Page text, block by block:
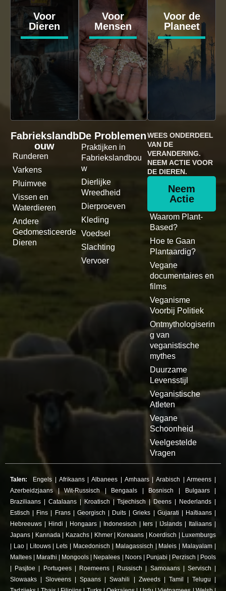
Voor
Dieren
Voor
Mensen
Voor de
Planeet
Fabriekslandb
ouw
Runderen
Varkens
Pluimvee
Vissen en
Waterdieren
Andere
Gedomesticeerde
Dieren
De Problemen
Praktijken in
Fabriekslandbou
w
Dierlijke
Wreedheid
Dierproeven
Kleding
Voedsel
Slachting
Vervoer
WEES ONDERDEEL
VAN DE
VERANDERING.
NEEM ACTIE VOOR
DE DIEREN.
Neem
Actie
Waarom Plant-
Based?
Hoe te Gaan
Plantaardig?
Vegane
documentaires en
films
Veganisme
Voorbij Politiek
Ontmythologiserin
g van
veganistische
mythes
Duurzame
Levensstijl
Veganistische
Atleten
Vegane
Schoonheid
Veelgestelde
Vragen
Talen: Engels Afrikaans|Albanees Amhaars| Arabisch |Armeens
Azerbeidzjaans|Wit-Russisch Bengaals Bosnisch Bulgaars|
Braziliaans
Catalaans| Kroatisch |Tsjechisch Deens Nederlands
Estisch
Fins Frans| Georgisch Duits |Grieks Gujarati Haïtiaans|
Hebreeuws
Hindi Hongaars| Indonesisch Iers IJslands Italiaans
Japans
Kannada| Kazachs| Khmer| Koreaans Koerdisch
Luxemburgs
Lao| Litouws| Lets Macedonisch Malagassisch Maleis Malayalam
Maltees
Marathi Mongools Nepalees Noors| Punjabi Perzisch
Pools
Pasjtoe Portugees| Roemeens| Russisch Samoaans| Servisch
Slowaaks |Sloveens |Spaans |Swahili Zweeds| Tamil Telugu